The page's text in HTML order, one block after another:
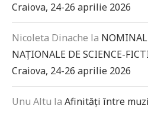
Craiova, 24-26 aprilie 2026
Nicoleta Dinache la
NAȚIONALE DE SCIENCE-
Craiova, 24-26 aprilie 2026
Unu Altu la Afinități între